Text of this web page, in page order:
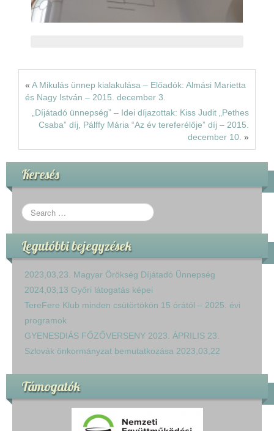
« A Mikulás ünnep kialakulása – Előadók: Almási Marietta
és Nagy István – 2015. december 3.
„Díjátadó ünnepség” – Idei díjazottak: Kiss Judit „Pethes
Csaba” díj, Pálffy Mária “Az év tereferélője” díj – 2015.
december 10. »
Keresés
Legutóbbi bejegyzések
2023,03,23. Magyar Örökség Díjátadó Ünnepség
2024,03,13 Győri látogatás képei
TereFere Klub minden csütörtökön 15 órától – 2025. évi
programok
GYENESDIÁS FŐZŐVERSENY 2023. ÁPRILIS 23.
Szlovák önkormányzat bemutatkozása 2023,03,22
Támogatók